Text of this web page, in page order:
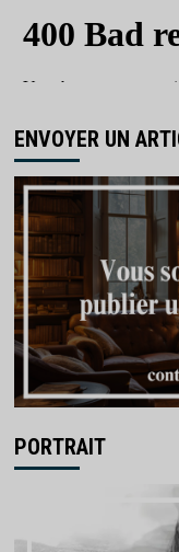
ENVOYER UN
PORTRAIT